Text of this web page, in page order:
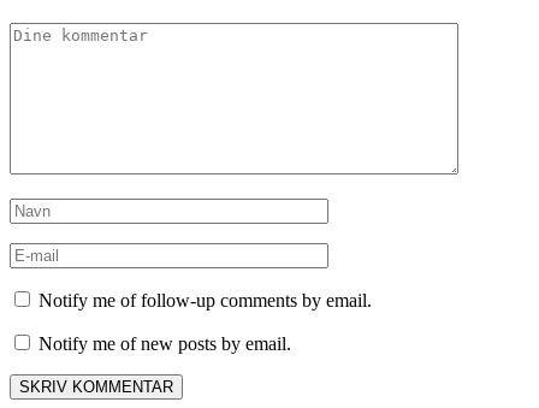
Notify me of follow-up comments by email.
Notify me of new posts by email.